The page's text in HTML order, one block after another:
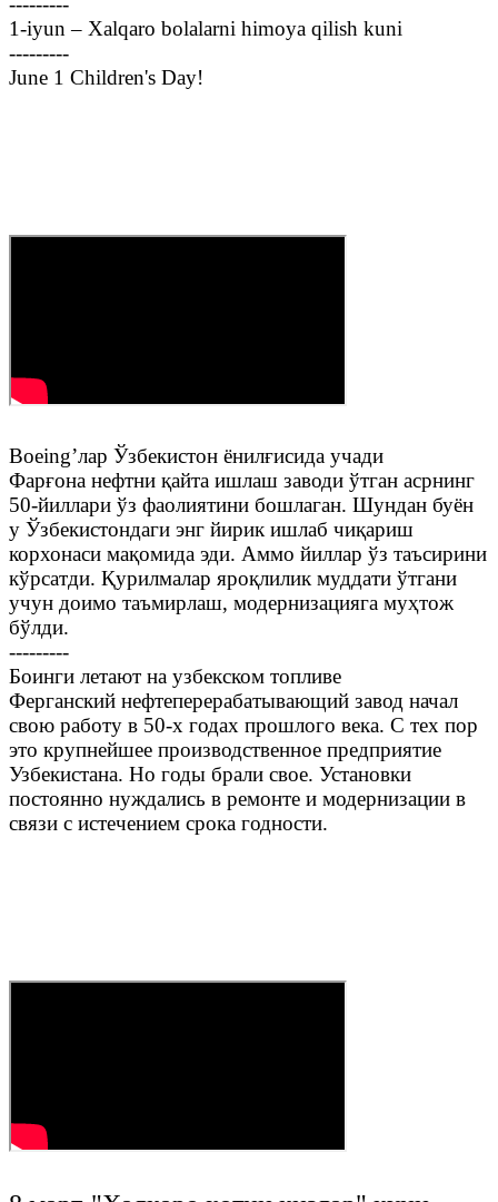
1-iyun – Xalqaro bolalarni himoya qilish kuni
---------
June 1 Children's Day!
Boeing’лар Ўзбекистон ёнилғисида учади
Фарғона нефтни қайта ишлаш заводи ўтган асрнинг
50-йиллари ўз фаолиятини бошлаган. Шундан буён
у Ўзбекистондаги энг йирик ишлаб чиқариш
корхонаси мақомида эди. Аммо йиллар ўз таъсирини
кўрсатди. Қурилмалар яроқлилик муддати ўтгани
учун доимо таъмирлаш, модернизацияга муҳтож
бўлди.
---------
Боинги летают на узбекском топливе
Ферганский нефтеперерабатывающий завод начал
свою работу в 50-х годах прошлого века. С тех пор
это крупнейшее производственное предприятие
Узбекистана. Но годы брали свое. Установки
постоянно нуждались в ремонте и модернизации в
связи с истечением срока годности.